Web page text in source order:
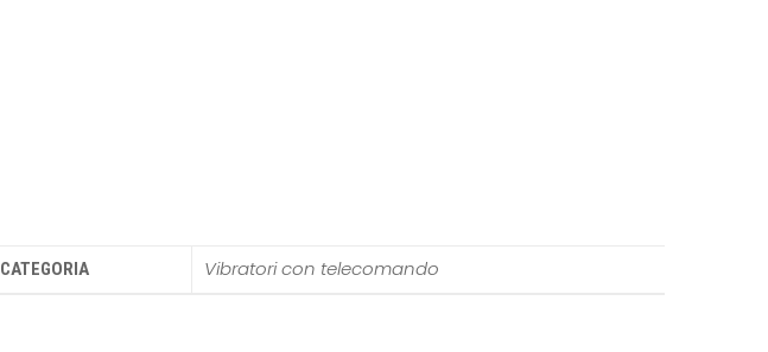
CATEGORIA Vibratori con telecomando